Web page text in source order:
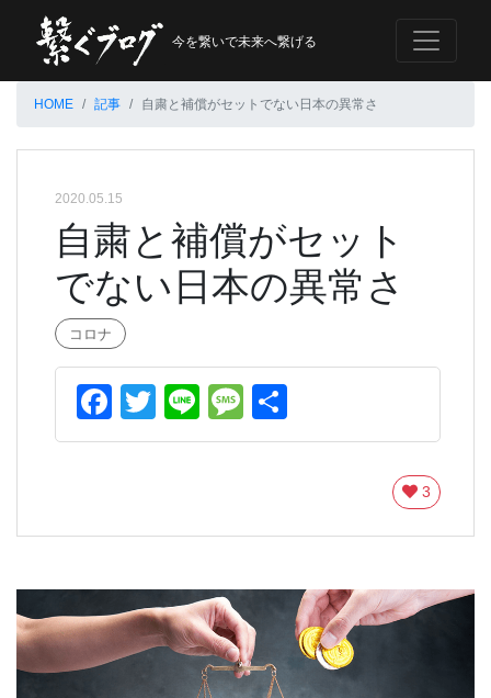
今を繋いで未来へ繋げる
HOME 記事 自粛と補償がセットでない日本の異常さ
2020.05.15
自粛と補償がセット
でない日本の異常さ
コロナ
Facebook
Twitter
LineMessage
有
3